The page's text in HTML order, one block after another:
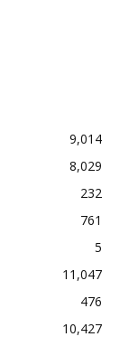
9,014
8,029
232
761
5
11,047
476
10,427